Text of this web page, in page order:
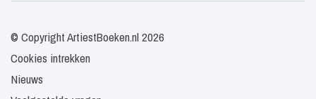
© Copyright ArtiestBoeken.nl 2026
Cookies intrekken
Nieuws